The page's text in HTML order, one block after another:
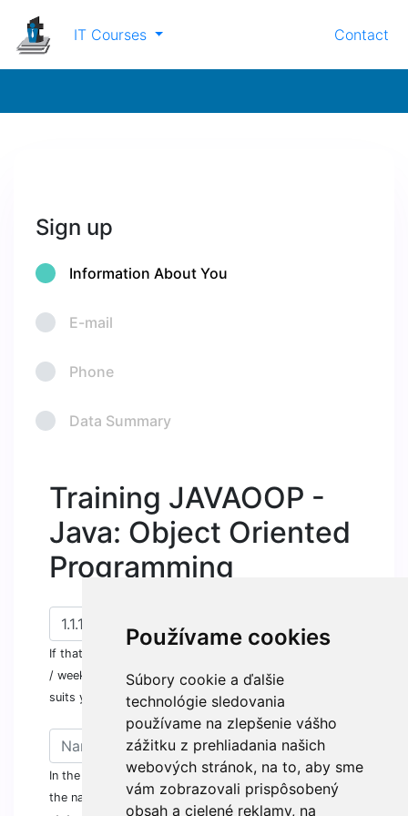
Používame cookies
Súbory cookie a ďalšie
technológie sledovania
používame na zlepšenie vášho
zážitku z prehliadania našich
webových stránok, na to, aby sme
vám zobrazovali prispôsobený
obsah a cielené reklamy, na
IT Courses Contact
Sign up
Information About You
E-mail
Phone
Data Summary
Training JAVAOOP -
Java: Object Oriented
Programming
If that does not suit you the term, or to give an evening
/ weekend / relaxation term rewrite the term to one that
suits you
In the case of an individual (ie a natural person), give
the name and surname, in the case of the company